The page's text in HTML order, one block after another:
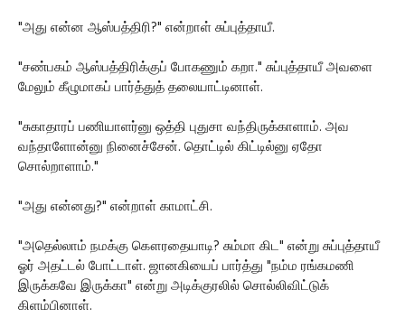
"அது என்ன ஆஸ்பத்திரி?" என்றாள் சுப்புத்தாயீ.
"சண்பகம் ஆஸ்பத்திரிக்குப் போகணும் கறா." சுப்புத்தாயீ அவளை
மேலும் கீழுமாகப் பார்த்துத் தலையாட்டினாள்.
"சுகாதாரப் பணியாளர்னு ஒத்தி புதுசா வந்திருக்காளாம். அவ
வந்தாளோன்னு நினைச்சேன். தொட்டில் கிட்டில்னு ஏதோ
சொல்றாளாம்."
"அது என்னது?" என்றாள் காமாட்சி.
"அதெல்லாம் நமக்கு கௌரதையாடி? சும்மா கிட" என்று சுப்புத்தாயீ
ஓர் அதட்டல் போட்டாள். ஜானகியைப் பார்த்து "நம்ம ரங்கமணி
இருக்கவே இருக்கா" என்று அடிக்குரலில் சொல்லிவிட்டுக்
கிளம்பினாள்.